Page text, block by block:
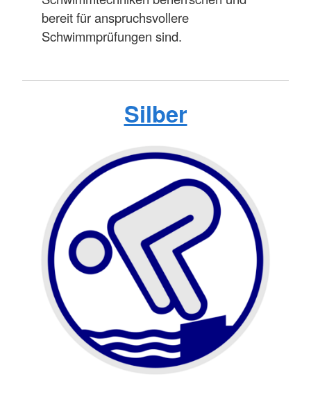
bereit für anspruchsvollere
Schwimmprüfungen sind.
Silber